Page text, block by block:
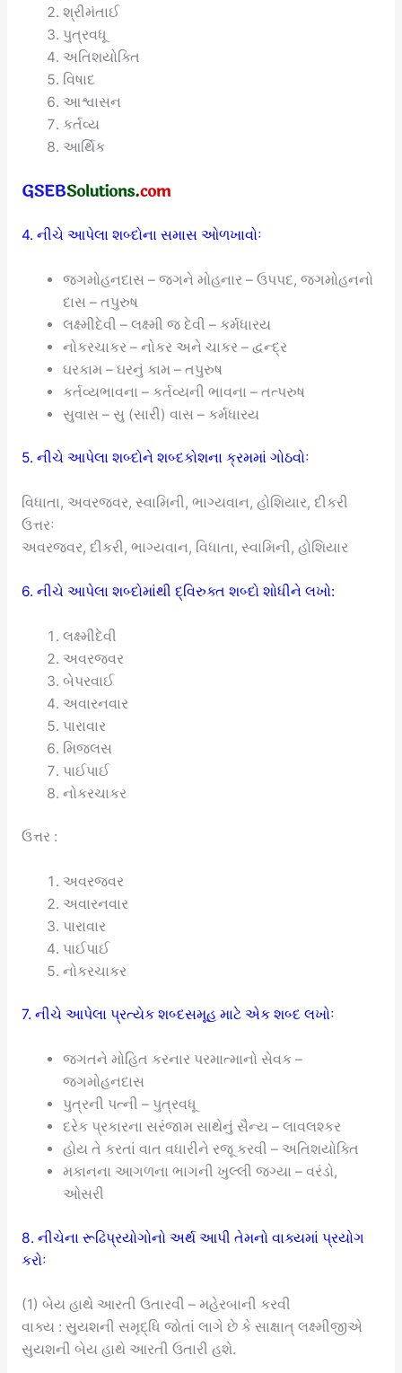
શ્રીમંતાઈ
પુત્રવધૂ
અતિશયોક્તિ
વિષાદ
આશ્વાસન
કર્તવ્ય
આર્થિક
4. નીચે આપેલા શબ્દોના સમાસ ઓળખાવોઃ
જગમોહનદાસ – જગને મોહનાર – ઉપપદ, જગમોહનનો
દાસ – તપુરુષ
લક્ષ્મીદેવી – લક્ષ્મી જ દેવી – કર્મધારય
નોકરચાકર – નોકર અને ચાકર – દ્વન્દ્ર
ઘરકામ – ઘરનું કામ – તપુરુષ
કર્તવ્યભાવના – કર્તવ્યની ભાવના – તત્પરુષ
સુવાસ – સુ (સારી) વાસ – કર્મધારય
5. નીચે આપેલા શબ્દોને શબ્દકોશના ક્રમમાં ગોઠવોઃ
વિધાતા, અવરજવર, સ્વામિની, ભાગ્યવાન, હોશિયાર, દીકરી
ઉત્તરઃ
અવરજવર, દીકરી, ભાગ્યવાન, વિધાતા, સ્વામિની, હોશિયાર
6. નીચે આપેલા શબ્દોમાંથી દ્વિરુક્ત શબ્દો શોધીને લખો:
લક્ષ્મીદેવી
અવરજવર
બેપરવાઈ
અવારનવાર
પારાવાર
મિજલસ
પાઈપાઈ
નોકરચાકર
ઉત્તર :
અવરજવર
અવારનવાર
પારાવાર
પાઈપાઈ
નોકરચાકર
7. નીચે આપેલા પ્રત્યેક શબ્દસમૂહ માટે એક શબ્દ લખોઃ
જગતને મોહિત કરનાર પરમાત્માનો સેવક –
જગમોહનદાસ
પુત્રની પત્ની – પુત્રવધૂ
દરેક પ્રકારના સરંજામ સાથેનું સૈન્ય – લાવલશ્કર
હોય તે કરતાં વાત વધારીને રજૂ કરવી – અતિશયોક્તિ
મકાનના આગળના ભાગની ખુલ્લી જગ્યા – વરંડો,
ઓસરી
8. નીચેના રૂઢિપ્રયોગોનો અર્થ આપી તેમનો વાક્યમાં પ્રયોગ
કરોઃ
(1) બેય હાથે આરતી ઉતારવી – મહેરબાની કરવી
વાક્ય : સુયશની સમૃદ્ધિ જોતાં લાગે છે કે સાક્ષાત્ લક્ષ્મીજીએ
સુયશની બેય હાથે આરતી ઉતારી હશે.